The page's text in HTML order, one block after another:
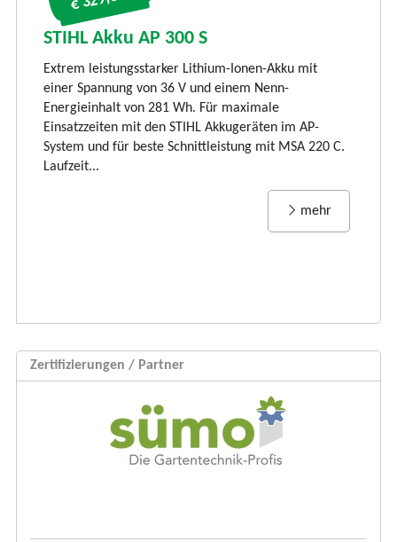
STIHL Akku AP 300 S
Extrem leistungsstarker Lithium-Ionen-Akku mit
einer Spannung von 36 V und einem Nenn-
Energieinhalt von 281 Wh. Für maximale
Einsatzzeiten mit den STIHL Akkugeräten im AP-
System und für beste Schnittleistung mit MSA 220 C.
Laufzeit...
mehr
Zertifizierungen / Partner